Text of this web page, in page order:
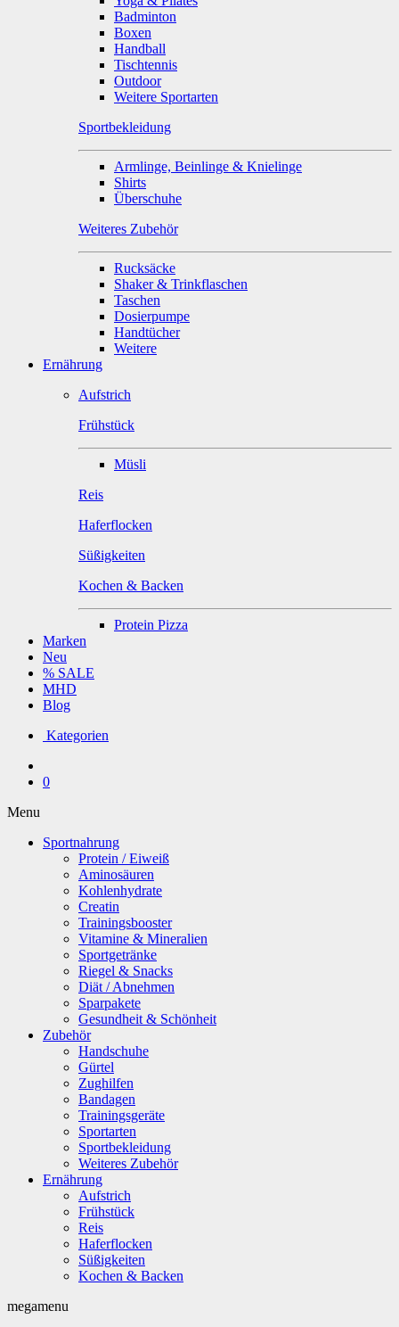
Badminton
Boxen
Handball
Tischtennis
Outdoor
Weitere Sportarten
Sportbekleidung
Armlinge, Beinlinge & Knielinge
Shirts
Überschuhe
Weiteres Zubehör
Rucksäcke
Shaker & Trinkflaschen
Taschen
Dosierpumpe
Handtücher
Weitere
Ernährung
Aufstrich
Frühstück
Müsli
Reis
Haferflocken
Süßigkeiten
Kochen & Backen
Protein Pizza
Marken
Neu
% SALE
MHD
Blog
Kategorien
0
Menu
Sportnahrung
Protein / Eiweiß
Aminosäuren
Kohlenhydrate
Creatin
Trainingsbooster
Vitamine & Mineralien
Sportgetränke
Riegel & Snacks
Diät / Abnehmen
Sparpakete
Gesundheit & Schönheit
Zubehör
Handschuhe
Gürtel
Zughilfen
Bandagen
Trainingsgeräte
Sportarten
Sportbekleidung
Weiteres Zubehör
Ernährung
Aufstrich
Frühstück
Reis
Haferflocken
Süßigkeiten
Kochen & Backen
megamenu